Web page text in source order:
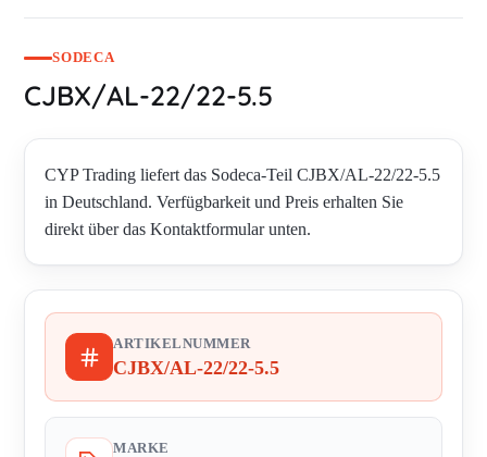
SODECA
CJBX/AL-22/22-5.5
CYP Trading liefert das Sodeca-Teil CJBX/AL-22/22-5.5
in Deutschland. Verfügbarkeit und Preis erhalten Sie
direkt über das Kontaktformular unten.
ARTIKELNUMMER
CJBX/AL-22/22-5.5
MARKE